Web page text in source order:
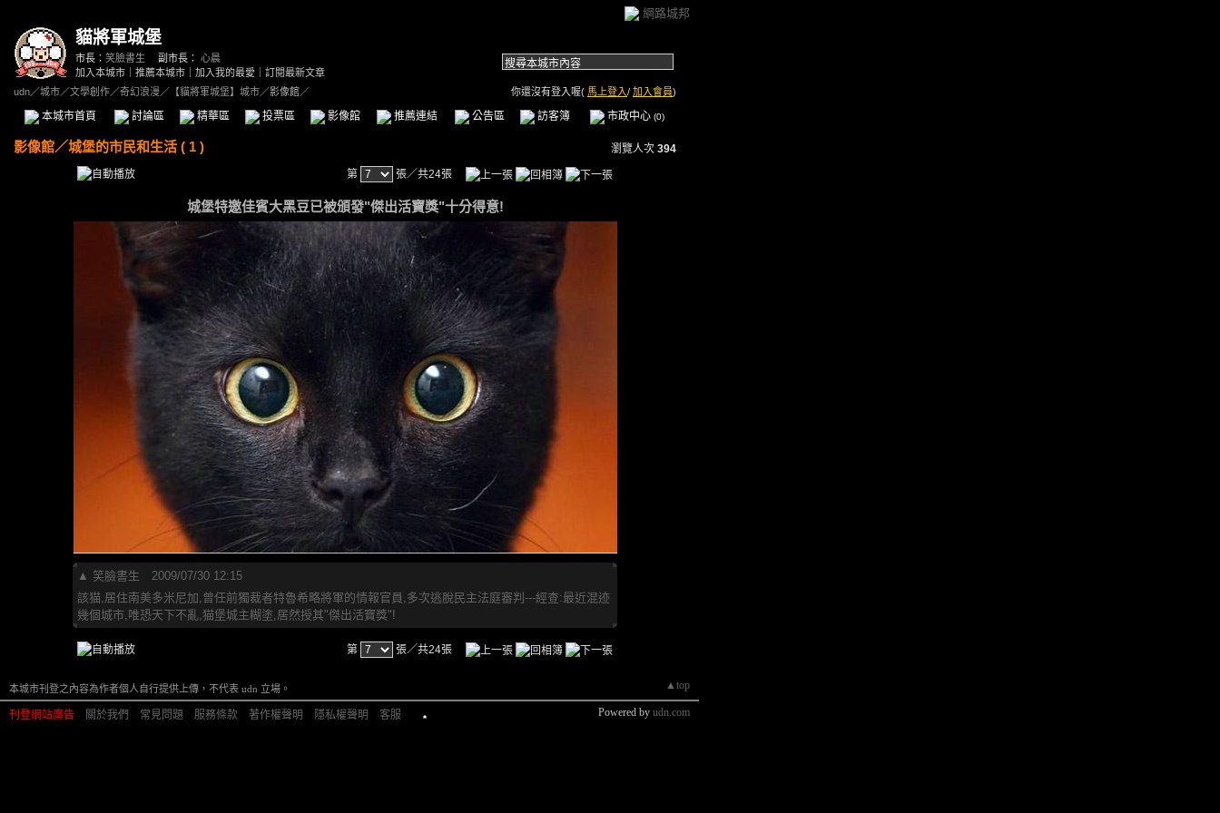
網路城邦
貓將軍城堡
市長： 笑臉書生 副市長： 心晨
加入本城市
推薦本城市 加入我的最愛
訂閱最新文章
udn／城市／文學創作／奇幻浪漫／ 【貓將軍城堡】城市／影像館／ 你還沒有登入喔( 馬上登入/ 加入會員)
本城市首頁 討論區 精華區 投票區 影像館 推薦連結 公告區 訪客簿 市政中心 (0)
影像館／城堡的市民和生活 ( 1 ) 瀏覽人次 394
第
張／共24張
城堡特邀佳賓大黑豆已被頒發"傑出活寶獎"十分得意!
▲ 笑臉書生
2009/07/30 12:15
該猫,居住南美多米尼加,曾任前獨裁者特魯希略將軍的情報官員,多次逃脫民主法庭審判---經查:最近混迹
幾個城市,唯恐天下不亂,猫堡城主糊塗,居然授其"傑出活寶獎"!
第 張／共24張
▲top
本城市刊登之內容為作者個人自行提供上傳，不代表 udn 立場。
刊登網站廣告 關於我們 常見問題 服務條款 著作權聲明 隱私權聲明 客服 Powered by udn.com